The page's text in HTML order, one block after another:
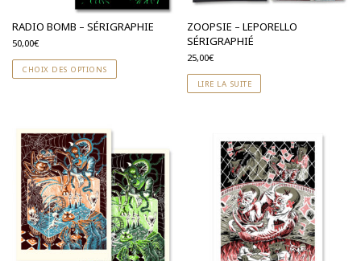
RADIO BOMB – SÉRIGRAPHIE
50,00€
CHOIX DES OPTIONS
ZOOPSIE – LEPORELLO
SÉRIGRAPHIÉ
25,00€
LIRE LA SUITE